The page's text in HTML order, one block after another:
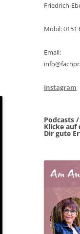
Friedrich-
Mobil: 0151
Email:
Instagram
Podcasts
Klicke auf
Dir gute